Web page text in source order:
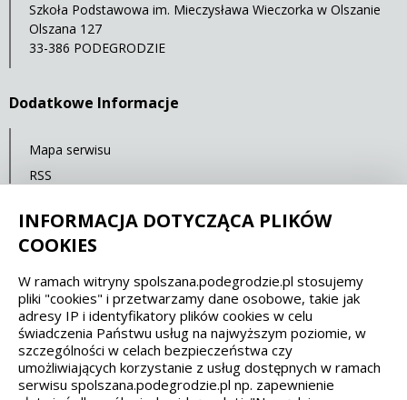
Szkoła Podstawowa im. Mieczysława Wieczorka w Olszanie
Olszana 127
33-386 PODEGRODZIE
Dodatkowe Informacje
Mapa serwisu
RSS
Ostatnia aktualizacja: 07.10.2021 12:00
Spełniamy standardy dostępności oraz W3C
WCAG 2.1 SECTION 508 EAA/EN 301549
IS 5568
INFORMACJA DOTYCZĄCA PLIKÓW
COOKIES
W ramach witryny spolszana.podegrodzie.pl stosujemy
pliki "cookies" i przetwarzamy dane osobowe, takie jak
adresy IP i identyfikatory plików cookies w celu
świadczenia Państwu usług na najwyższym poziomie, w
szczególności w celach bezpieczeństwa czy
umożliwiających korzystanie z usług dostępnych w ramach
serwisu spolszana.podegrodzie.pl np. zapewnienie